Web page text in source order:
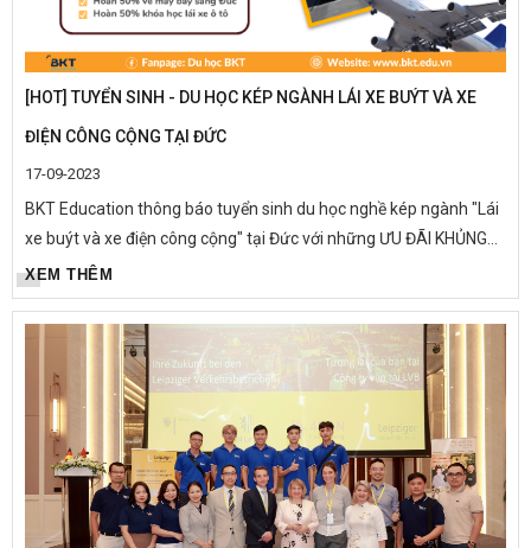
[HOT] TUYỂN SINH - DU HỌC KÉP NGÀNH LÁI XE BUÝT VÀ XE
ĐIỆN CÔNG CỘNG TẠI ĐỨC
17-09-2023
BKT Education thông báo tuyển sinh du học nghề kép ngành "Lái
xe buýt và xe điện công cộng" tại Đức với những ƯU ĐÃI KHỦNG
chưa từng có. BKT cam kết mang tới cho bạn chương trình du
học...
XEM THÊM